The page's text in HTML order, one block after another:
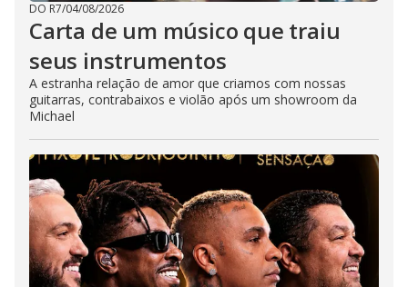
DO R7/04/08/2026
Carta de um músico que traiu
seus instrumentos
A estranha relação de amor que criamos com nossas
guitarras, contrabaixos e violão após um showroom da
Michael